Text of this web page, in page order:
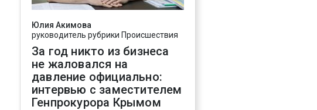
Юлия Акимова
руководитель рубрики Происшествия
За год никто из бизнеса
не жаловался на
давление официально:
интервью с заместителем
Генпрокурора Крымом